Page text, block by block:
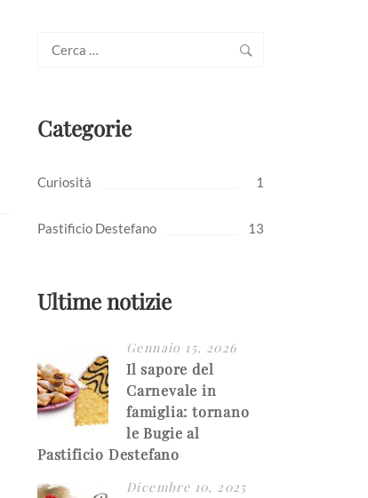
Ricerca
Categorie
Curiosità 1
Pastificio Destefano 13
Ultime notizie
Gennaio 15, 2026
Il sapore del
Carnevale in
famiglia: tornano
le Bugie al
Pastificio Destefano
Dicembre 10, 2025